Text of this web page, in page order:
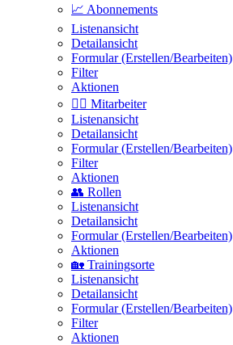
📈 Abonnements
Listenansicht
Detailansicht
Formular (Erstellen/Bearbeiten)
Filter
Aktionen
🙋‍♀️ Mitarbeiter
Listenansicht
Detailansicht
Formular (Erstellen/Bearbeiten)
Filter
Aktionen
👥 Rollen
Listenansicht
Detailansicht
Formular (Erstellen/Bearbeiten)
Aktionen
🏡 Trainingsorte
Listenansicht
Detailansicht
Formular (Erstellen/Bearbeiten)
Filter
Aktionen